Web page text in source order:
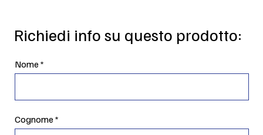
Richiedi info su questo prodotto:
Nome
Cognome